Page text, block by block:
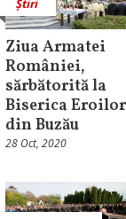
Știri
Ziua Armatei
României,
sărbătorită la
Biserica Eroilor
din Buzău
28 Oct, 2020